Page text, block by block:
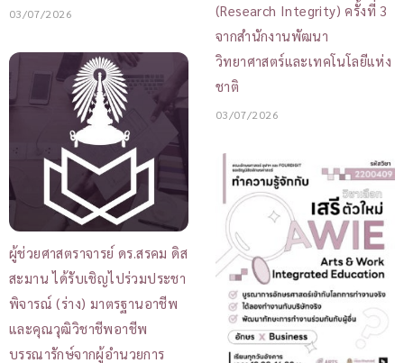
03/07/2026
(Research Integrity) ครั้งที่ 3
จากสำนักงานพัฒนา
วิทยาศาสตร์และเทคโนโลยีแห่ง
ชาติ
03/07/2026
ผู้ช่วยศาสตราจารย์ ดร.สรคม ดิส
สะมาน ได้รับเชิญไปร่วมประชา
พิจารณ์ (ร่าง) มาตรฐานอาชีพ
และคุณวุฒิวิชาชีพอาชีพ
บรรณารักษ์จากผู้อำนวยการ